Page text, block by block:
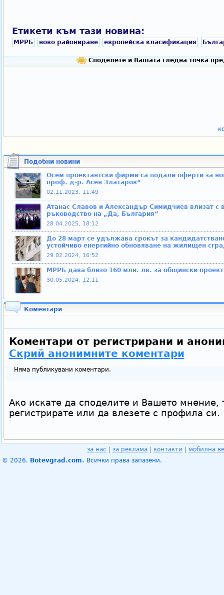
Етикети към тази новина:
МРРБ ново райониране европейска класификация
Споделете и Вашата гледна точка
Подобни новини
Осем проектантски фирми са подали оферти за
проф. д-р. Асен Златаров“
02.11.2023, 11:49
Атанас Славов и Александър Симидчиев влизат с
ръководство на „Да, България“
28.04.2025, 18:12
До 28 март се удължава срокът за
устойчиво енергийно обновяване на жилищен
29.02.2024, 16:52
МРРБ дава близо 160 млн. лв. за общински
30.05.2024, 12:11
Коментари
Коментари от регистрирани и
Скрий анонимните коментари
Няма публикувани коментари.
Ако искате да споделите и Вашето мнение,
регистриратеили да влезете с профила си.
за нас за реклама контакти
мобилна
© 2026. Botevgrad.com. Всички права запазени.